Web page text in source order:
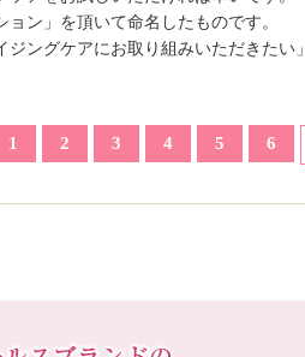
ン」を頂いて命名したものです。
ングケアにお取り組みいただきたい
1 2 3 4 5 6